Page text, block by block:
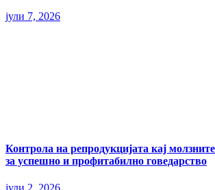
јули 7, 2026
Контрола на репродукцијата кај
за успешно и профитабилно говедарство